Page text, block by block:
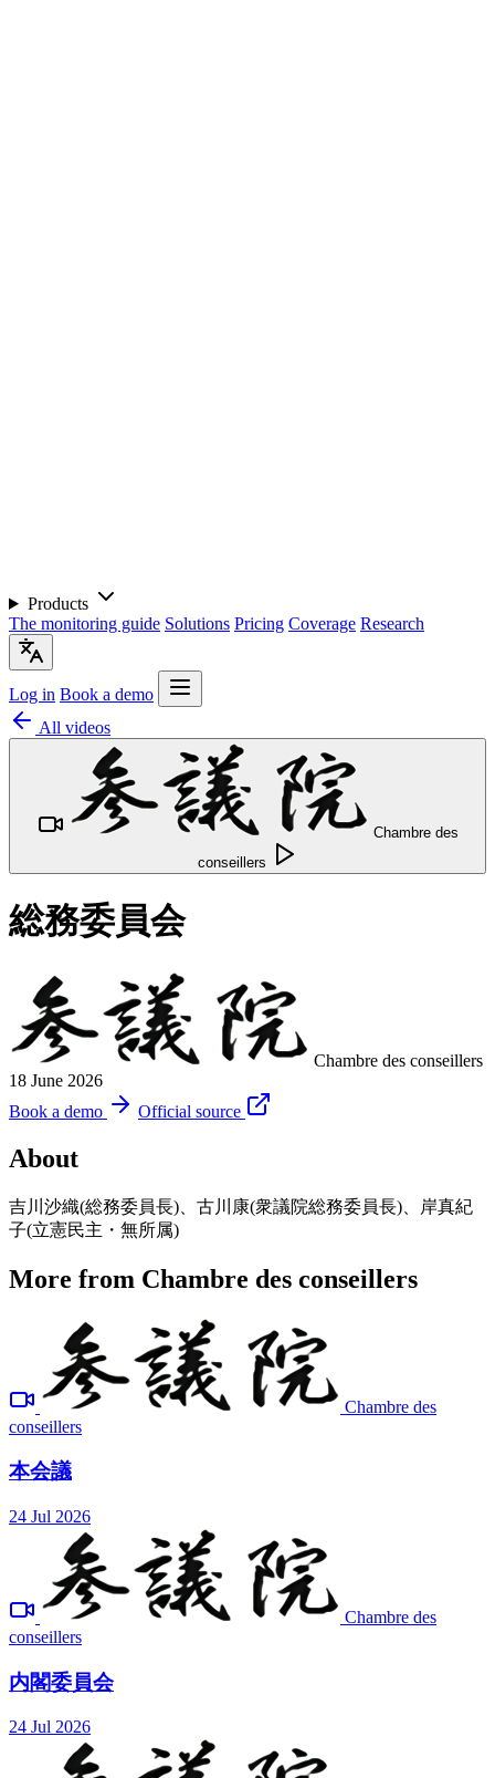
Products
The monitoring guide Solutions Pricing Coverage Research
Log in Book a demo
All videos
Chambre des
conseillers
総務委員会
Chambre des conseillers
18 June 2026
Book a demo
Official source
About
吉川沙織(総務委員長)、古川康(衆議院総務委員長)、岸真紀
子(立憲民主・無所属)
More from Chambre des conseillers
Chambre des
conseillers
本会議
24 Jul 2026
Chambre des
conseillers
内閣委員会
24 Jul 2026